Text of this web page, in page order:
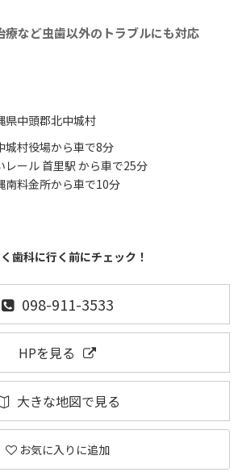
療など虫歯以外のトラブルにも対応
県中頭郡北中城村
城村役場から車で8分
レール 首里駅 から車で25分
南料金所から車で10分
歯科に行く前にチェック！
098-911-3533
HPを見る
大きな地図で見る
お気に入りに追加